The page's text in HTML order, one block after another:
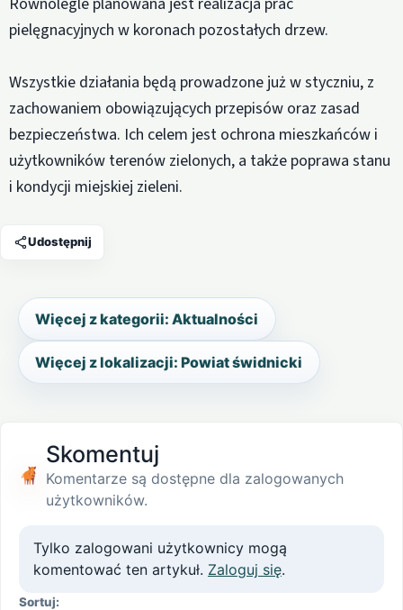
pielęgnacyjnych w koronach pozostałych drzew.
Wszystkie działania będą prowadzone już w styczniu, z
zachowaniem obowiązujących przepisów oraz zasad
bezpieczeństwa. Ich celem jest ochrona mieszkańców i
użytkowników terenów zielonych, a także poprawa stanu
i kondycji miejskiej zieleni.
Udostępnij
Więcej z kategorii: Aktualności
Więcej z lokalizacji: Powiat świdnicki
Skomentuj
Komentarze są dostępne dla zalogowanych
użytkowników.
Tylko zalogowani użytkownicy mogą
komentować ten artykuł. Zaloguj się.
Sortuj: